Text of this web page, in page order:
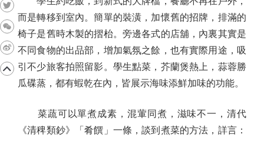
而是轉移到室內。簡單的裝潢，加懷舊的招牌，排滿的
椅子是舊時木製的摺枱。旁邊各式的店舖，內裏其實是
不同食物的出品部，增加氣氛之餘，也有實際用途，吸
引不少旅客拍照留影。學生點菜，芥蘭煲熱上，蒜蓉勝
瓜碟蒸，都有蝦乾在內，皆展示海味添鮮加味的功能。
菜蔬可以單煮成素，混葷同煮，滋味不一，清代
《清稗類鈔》「肴饌」一條，談到煮菜的方法，詳言：